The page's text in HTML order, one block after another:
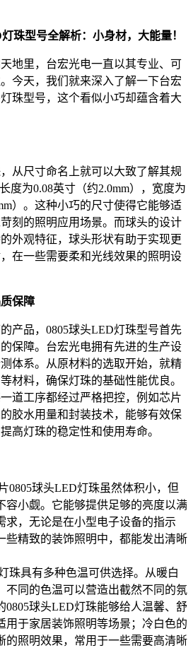
珠型号全解析：小身材，大能量！
地里，台宏光电一直以其专业、可
今天，我们就来深入了解一下台宏
珠型号，这个看似小巧却蕴含着大
从尺寸命名上就可以大致了解其规
度为0.08英寸（约2.0mm），宽度为
）。这种小巧的尺寸使得它能够适
刻的照明应用场景。而球头的设计
外观特征，球头形状有助于实现更
在一些需要柔和光线效果的照明设
保障
产品，0805球头LED灯珠型号首先
保障。台宏光电拥有先进的生产设
体系。从原材料的选取开始，就精
材料，确保灯珠的基础性能优良。
道工序都经过严格把控，例如芯片
胶水用量和封装技术，能够有效保
高灯珠的稳定性和使用寿命。
0805球头LED灯珠虽然体积小，但
容小觑。它能够提供足够的亮度以满
求，无论是在小型电子设备的指示
些精致的装饰照明中，都能发出清晰
珠具有多种色温可供选择。从暖白
不同的色温可以营造出截然不同的氛
0805球头LED灯珠能够给人温馨、舒
用于家居装饰照明等场景；冷白色的
的照明效果，常用于一些需要高清晰